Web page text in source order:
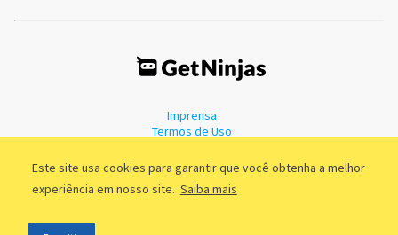
Este site usa cookies para garantir que você obtenha a melhor
experiência em nosso site. Saiba mais
Imprensa
Termos de Uso
©2011 - 2026, GetNinjas LTDA. CNPJ 55.744.877/0001-89 - Rua Dr.